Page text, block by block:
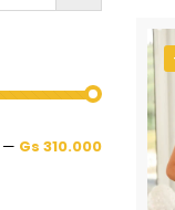
— Gs 310.000